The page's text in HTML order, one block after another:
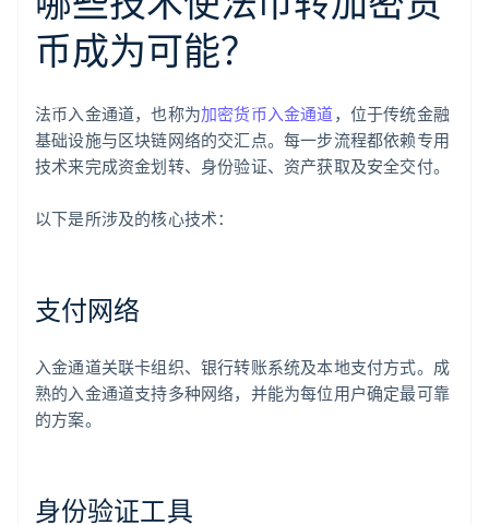
币成为可能？
法币入金通道，也称为加密货币入金通道，位于传统金融
基础设施与区块链网络的交汇点。每一步流程都依赖专用
技术来完成资金划转、身份验证、资产获取及安全交付。
以下是所涉及的核心技术：
支付网络
入金通道关联卡组织、银行转账系统及本地支付方式。成
熟的入金通道支持多种网络，并能为每位用户确定最可靠
的方案。
身份验证工具